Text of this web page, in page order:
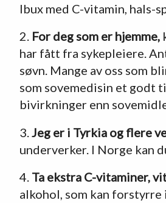
Ibux med C-vitamin, hals-
2.For deg som er hjemme,
har fått fra sykepleiere.
søvn. Mange av oss som
som sovemedisin et godt
bivirkninger enn
3. Jeg er i Tyrkia og flere
underverker. I Norge kan
4. Ta ekstra C-vitaminer,
alkohol, som kan forstyrre